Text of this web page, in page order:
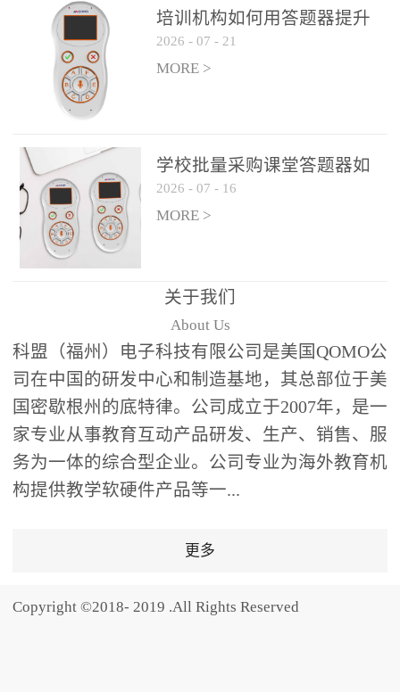
点讲解互动，还是课后即
时反馈，QVote 都能灵活
适配不同教学环节需求，
让教师专注于教学内容本
身，而非技术操作。多元
热情QVote 提供了丰富的
互动功能矩阵，满足不同
学科、不同教学目标的互
动需求：即时答题：支持
单选题、多选题、判断题
等基础题型，学生通过答
题器快速响应，系统实时
统计答题数据并生成可视
化图表，让教师瞬间掌握
学生知识掌握情况。主观
反馈：包含简答题、观点
阐述等开放式互动，鼓励
学生自由表达思考过程，
培养批判性思维与表达能
功能增加课堂趣味性，同
培训机构如何用答题器提升
学生专注度
2026 - 07 - 21
MORE >
学校批量采购课堂答题器如
何选厂家
2026 - 07 - 16
MORE >
关于我们
About Us
科盟（福州）电子科技有限公司是美国QOMO公
司在中国的研发中心和制造基地，其总部位于美
国密歇根州的底特律。公司成立于2007年，是一
家专业从事教育互动产品研发、生产、销售、服
务为一体的综合型企业。公司专业为海外教育机
构提供教学软硬件产品等一...
更多
Copyright ©2018- 2019 .All Rights Reserved